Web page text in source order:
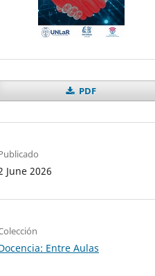
PDF
June 2026
Entre Aulas